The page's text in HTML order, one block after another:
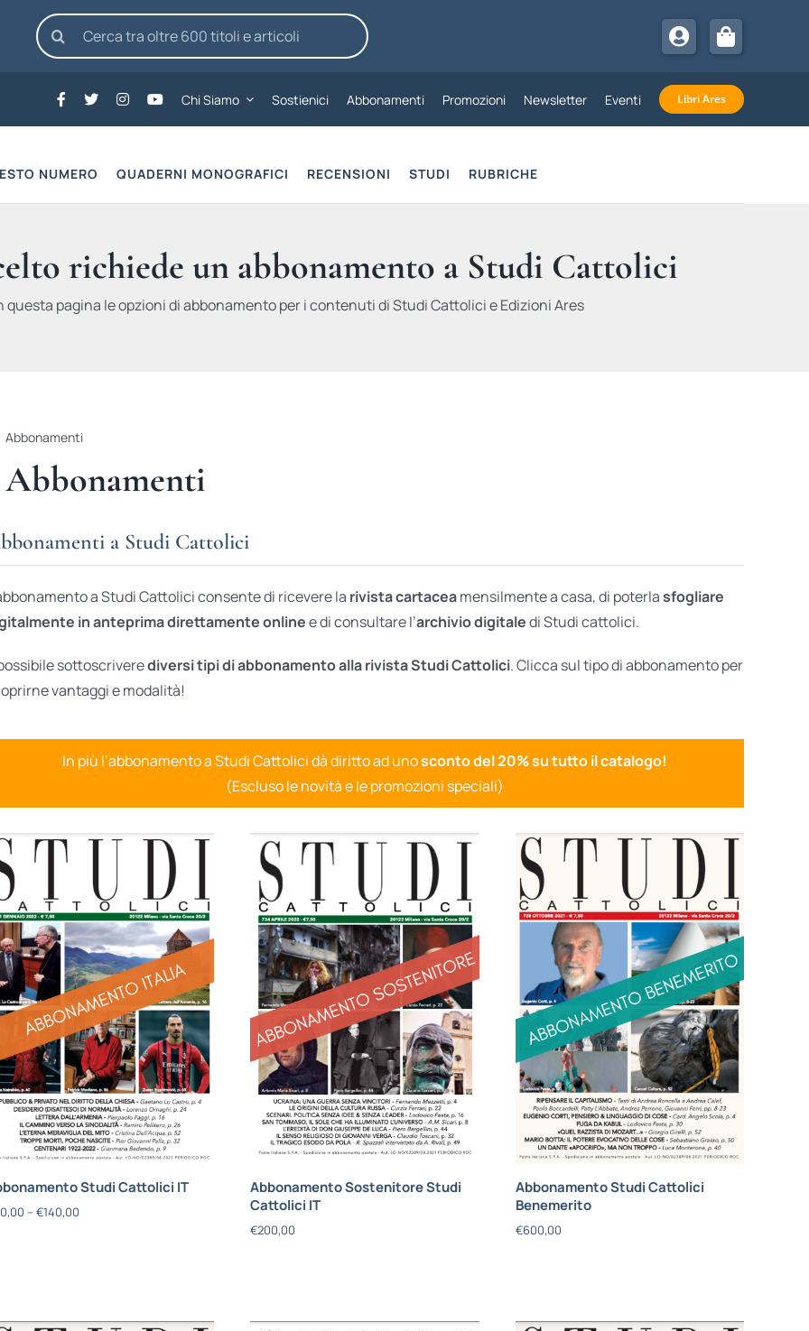
Cerca
per:
Chi Siamo Sostienici Abbonamenti Promozioni Newsletter Eventi Libri Ares
NUMERO QUADERNI MONOGRAFICI RECENSIONI STUDI RUBRICHE
richiede un abbonamento a Studi Cattolici
questa pagina le opzioni di abbonamento per i contenuti di Studi Cattolici e Edizioni Ares
Abbonamenti
Abbonamenti
a Studi Cattolici
a Studi Cattolici consente di ricevere la rivista cartaceamensilmente a casa, di poterlasfogliare
in anteprima direttamente onlinee di consultare l’archivio digitaledi Studi cattolici.
sottoscriverediversi tipi di abbonamento alla rivista Studi Cattolici. Clicca sul tipo di abbonamento per
vantaggi e modalità!
In più l’abbonamento a Studi Cattolici dà diritto ad unosconto del 20% su tutto il catalogo!
(Escluso le novità e le promozioni speciali)
Studi Cattolici IT
– €140,00
Abbonamento Sostenitore Studi
Cattolici IT
€200,00
Abbonamento Studi Cattolici
Benemerito
€600,00